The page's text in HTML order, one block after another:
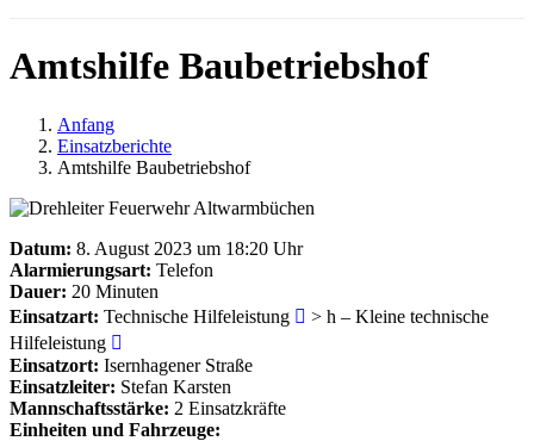
Amtshilfe Baubetriebshof
Anfang
Einsatzberichte
Amtshilfe Baubetriebshof
Datum: 8. August 2023 um 18:20 Uhr
Alarmierungsart: Telefon
Dauer: 20 Minuten
Einsatzart: Technische Hilfeleistung
> h – Kleine technische
Hilfeleistung
Einsatzort: Isernhagener Straße
Einsatzleiter: Stefan Karsten
Mannschaftsstärke: 2 Einsatzkräfte
Einheiten und Fahrzeuge: